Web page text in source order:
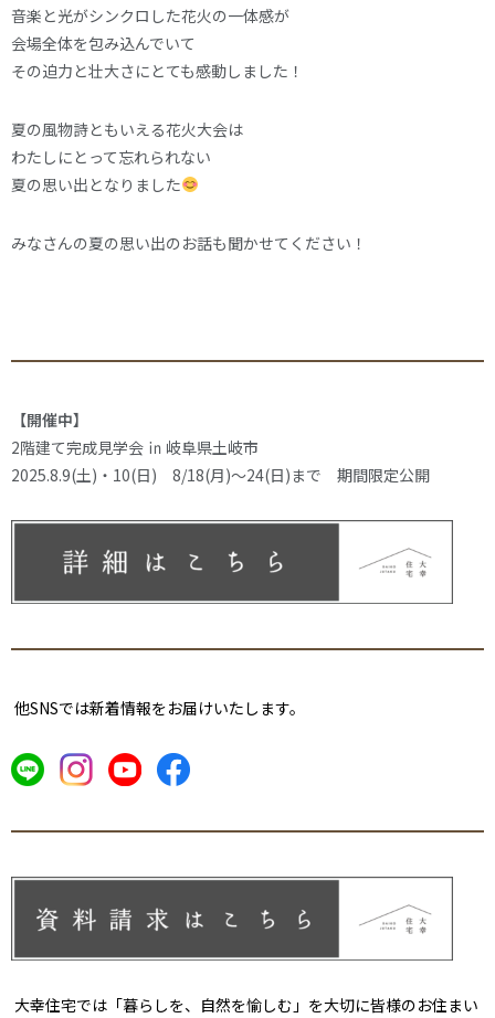
音楽と光がシンクロした花火の一体感が
会場全体を包み込んでいて
その迫力と壮大さにとても感動しました！
夏の風物詩ともいえる花火大会は
わたしにとって忘れられない
夏の思い出となりました
みなさんの夏の思い出のお話も聞かせてください！
【開催中】
2階建て完成見学会 ㏌ 岐阜県土岐市
2025.8.9(土)・10(日) 8/18(月)～24(日)まで 期間限定公開
他SNSでは新着情報をお届けいたします。
大幸住宅では「暮らしを、自然を愉しむ」を大切に皆様のお住まい